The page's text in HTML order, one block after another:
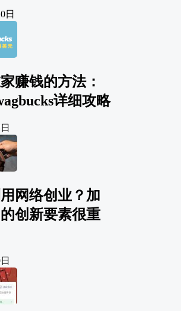
日
赚钱的方法：
详细攻略
网络创业？加
创新要素很重